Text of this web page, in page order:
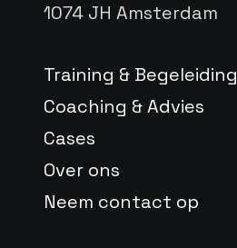
1074 JH Amsterdam
Training & Begeleiding
Coaching & Advies
Cases
Over ons
Neem contact op